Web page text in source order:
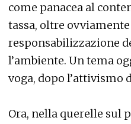
come panacea al
tassa, oltre
responsabilizzazione
l’ambiente. Un tema
voga, dopo l’attivismo
Ora, nella querelle sul